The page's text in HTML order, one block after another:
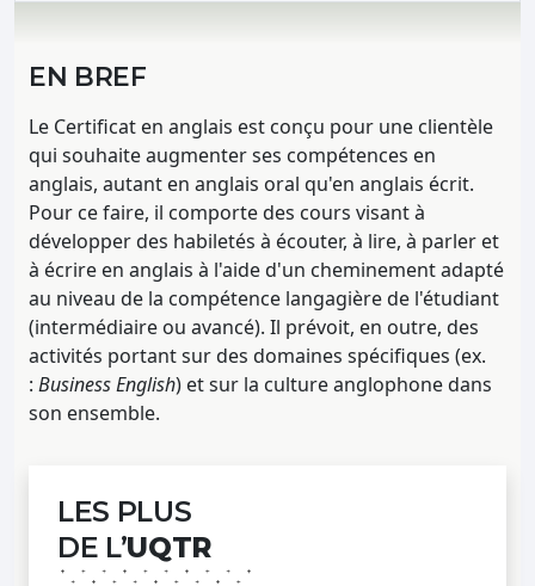
EN BREF
Le Certificat en anglais est conçu pour une clientèle
qui souhaite augmenter ses compétences en
anglais, autant en anglais oral qu'en anglais écrit.
Pour ce faire, il comporte des cours visant à
développer des habiletés à écouter, à lire, à parler et
à écrire en anglais à l'aide d'un cheminement adapté
au niveau de la compétence langagière de l'étudiant
(intermédiaire ou avancé). Il prévoit, en outre, des
activités portant sur des domaines spécifiques (ex.
: Business English) et sur la culture anglophone dans
son ensemble.
LES PLUS
DE L’UQTR